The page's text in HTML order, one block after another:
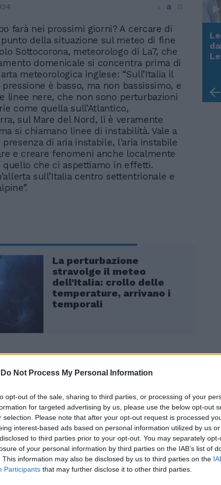
Do Not Process My Personal Information
opt-out of the sale, sharing to third parties, or processing of your
for targeted advertising by us, please use the below opt-out
selection. Please note that after your opt-out request is processed
interest-based ads based on personal information utilized by us
to third parties prior to your opt-out. You may separately
of your personal information by third parties on the IAB’s list of
This information may also be disclosed by us to third parties on the
Participants that may further disclose it to other third parties.
a
farà nei prossimi giorni? A cercare di
della situazione sul meteo di fine
Sottocorona, meteorologo di La7, che
domenicale si concentra prima di
meteorologica inglese: “Sull’Italia il
è basso, ma non bassissimo, e
linee nere, che non sono perturbazioni
come quella sull’Atlantico,
sul Mare del Nord, lì è veramente
si chiamano linee di instabilità. Vale a
di aria instabile, l'aria instabile
e creare fenomeni anche localmente
quello che ci aspettiamo in effetti.
sull’Italia centro settentrionale e
La perturbazione
stravolge il meteo
dell'Italia: crollo delle
temperature, arrivano i
temporali
per la giornata di oggi, domenica 23
che c’è un maltempo forte sulla parte
del nord, qualche pioggia
in Toscana, molto meno sul resto del
qualche nuvola al sud. E questo
nel senso che nella giornata di
24 giugno, scende verso l'Emilia
Rudy Giuliani a Come States?
Trump, Meloni e la strategia
americana